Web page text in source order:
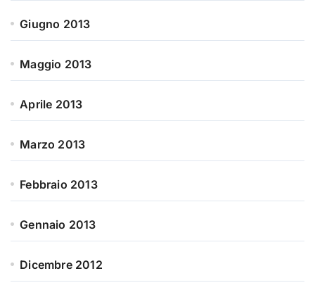
Giugno 2013
Maggio 2013
Aprile 2013
Marzo 2013
Febbraio 2013
Gennaio 2013
Dicembre 2012